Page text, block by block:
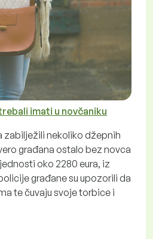
imati u novčaniku
zabilježili nekoliko džepnih
građana ostalo bez novca
oko 2280 eura, iz
građane su upozorili da
te čuvaju svoje torbice i